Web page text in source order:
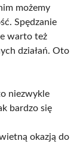
możemy
Spędzanie
warto też
działań. Oto
niezwykle
bardzo się
okazją do